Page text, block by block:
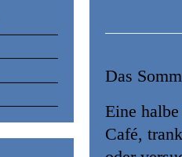
Das
Eine
Café,